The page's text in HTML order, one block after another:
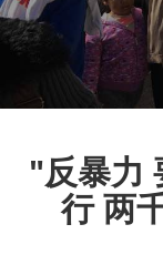
"反暴力
行 两